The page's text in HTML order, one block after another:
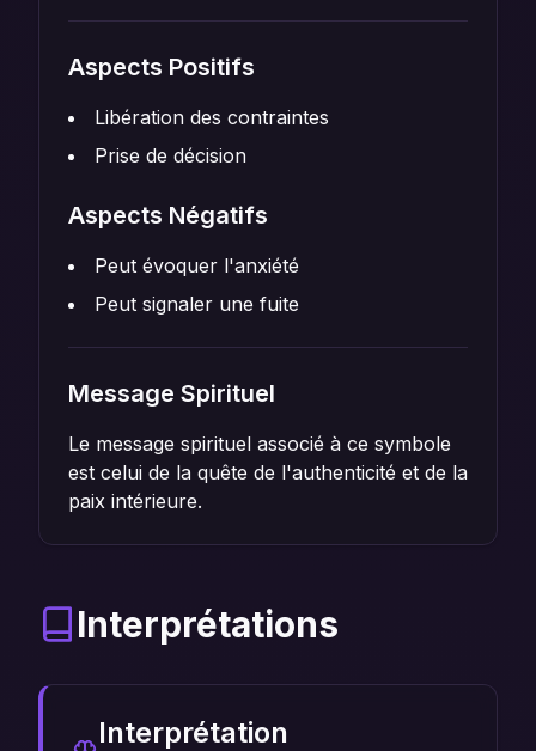
Aspects Positifs
Libération des contraintes
Prise de décision
Aspects Négatifs
Peut évoquer l'anxiété
Peut signaler une fuite
Message Spirituel
Le message spirituel associé à ce symbole
est celui de la quête de l'authenticité et de la
paix intérieure.
Interprétations
Interprétation